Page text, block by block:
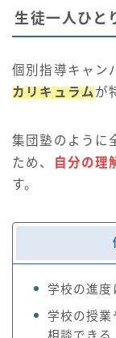
生徒一人ひと
個別指導キャン
カリキュラム が
集団塾のように
ため、
自分の理
す。
学校の進
学校の授
相談できる